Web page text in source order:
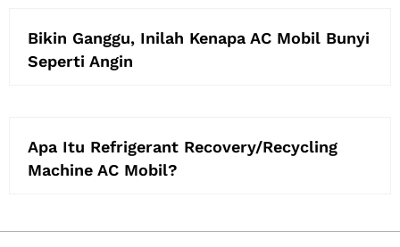
Bikin Ganggu, Inilah Kenapa AC Mobil Bunyi
Seperti Angin
Apa Itu Refrigerant Recovery/Recycling
Machine AC Mobil?